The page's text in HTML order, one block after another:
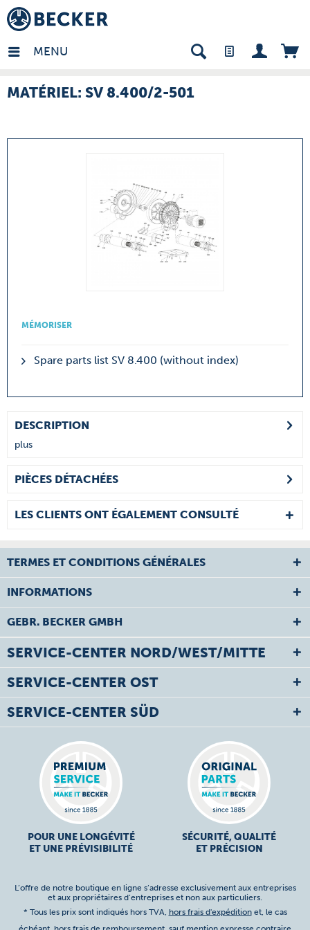
MENU
- FR
MATÉRIEL: SV 8.400/2-501
MÉMORISER
Spare parts list SV 8.400 (without index)
DESCRIPTION
plus
PIÈCES DÉTACHÉES
LES CLIENTS ONT ÉGALEMENT CONSULTÉ
TERMES ET CONDITIONS GÉNÉRALES
INFORMATIONS
GEBR. BECKER GMBH
SERVICE-CENTER NORD/WEST/MITTE
SERVICE-CENTER OST
SERVICE-CENTER SÜD
POUR UNE LONGÉVITÉ
ET UNE PRÉVISIBILITÉ
SÉCURITÉ, QUALITÉ
ET PRÉCISION
L’offre de notre boutique en ligne s’adresse exclusivement aux entreprises
et aux propriétaires d’entreprises et non aux particuliers.
* Tous les prix sont indiqués hors TVA, hors frais d'expéditionet, le cas